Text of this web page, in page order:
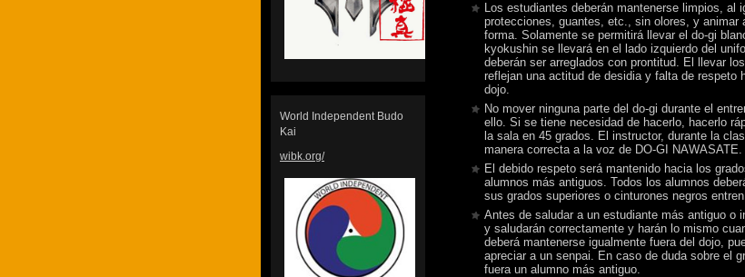
World Independent Budo
Kai
wibk.org/
Los estudiantes deberán mantenerse limpios, al
protecciones, guantes, etc., sin olores, y animar
forma. Solamente se permitirá llevar el do-gi
kyokushin se llevará en el lado izquierdo del
deberán ser arreglados con prontitud. El llevar
reflejan una actitud de desidia y falta de respeto
dojo.
No mover ninguna parte del do-gi durante el
ello. Si se tiene necesidad de hacerlo, hacerlo
la sala en 45 grados. El instructor, durante la
manera correcta a la voz de DO-GI NAWASATE.
El debido respeto será mantenido hacia los
alumnos más antiguos. Todos los alumnos
sus grados superiores o cinturones negros
Antes de saludar a un estudiante más antiguo o
y saludarán correctamente y harán lo mismo
deberá mantenerse igualmente fuera del dojo,
apreciar a un senpai. En caso de duda sobre el
fuera un alumno más antiguo.